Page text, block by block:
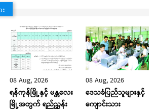
08 Aug, 2026
ရန်ကုန်မြို့နှင့် မန္တလေး
မြို့အတွက် ရည်ညွှန်း
08 Aug, 2026
ဒေသခံပြည်သူများနှင့်
ကျောင်းသား